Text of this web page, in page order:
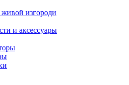
изгороди
и аксессуары